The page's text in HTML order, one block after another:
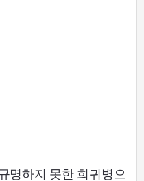
명하지 못한 희귀병으